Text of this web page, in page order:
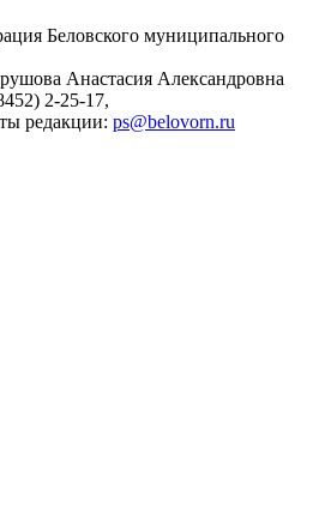
Беловского муниципального
Анастасия Александровна
2-25-17,
редакции: ps@belovorn.ru